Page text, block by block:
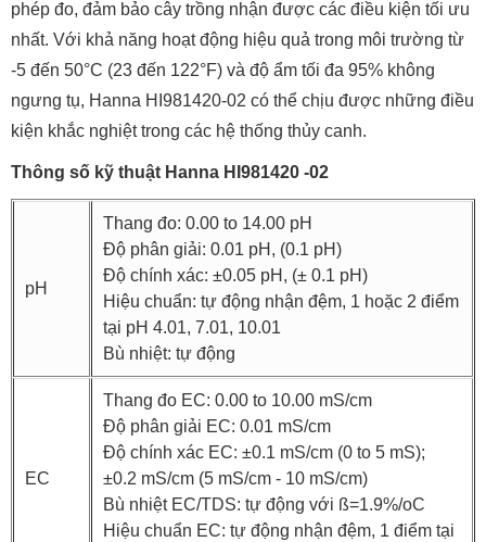
phép đo, đảm bảo cây trồng nhận được các điều kiện tối ưu
nhất. Với khả năng hoạt động hiệu quả trong môi trường từ
-5 đến 50°C (23 đến 122°F) và độ ẩm tối đa 95% không
ngưng tụ, Hanna HI981420-02 có thể chịu được những điều
kiện khắc nghiệt trong các hệ thống thủy canh.
Thông số kỹ thuật Hanna HI981420 -02
pH
Thang đo: 0.00 to 14.00 pH
Độ phân giải: 0.01 pH, (0.1 pH)
Độ chính xác: ±0.05 pH, (± 0.1 pH)
Hiệu chuẩn: tự động nhận đệm, 1 hoặc 2 điểm
tại pH 4.01, 7.01, 10.01
Bù nhiệt: tự động
EC
Thang đo EC: 0.00 to 10.00 mS/cm
Độ phân giải EC: 0.01 mS/cm
Độ chính xác EC: ±0.1 mS/cm (0 to 5 mS);
±0.2 mS/cm (5 mS/cm - 10 mS/cm)
Bù nhiệt EC/TDS: tự động với ß=1.9%/oC
Hiệu chuẩn EC: tự động nhận đệm, 1 điểm tại